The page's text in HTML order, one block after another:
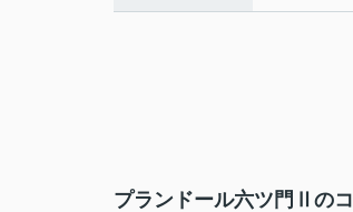
プランドール六ツ門Ⅱの